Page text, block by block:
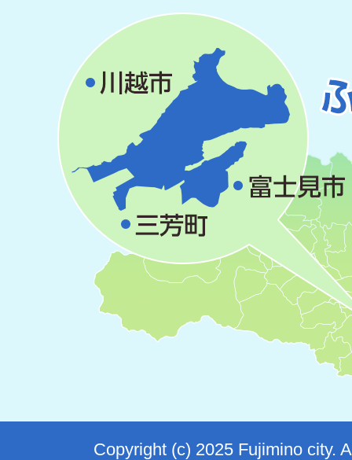
Copyright (c) 2025 Fujimino city.